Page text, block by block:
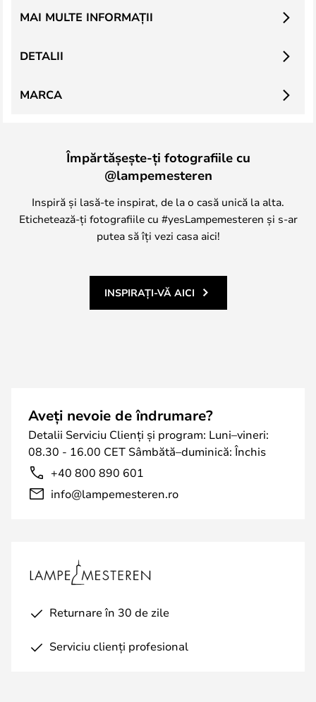
DETALII
MAI MULTE INFORMAȚII
MARCA
Împărtășește-ți fotografiile cu
@lampemesteren
Inspiră și lasă-te inspirat, de la o casă unică la alta.
Etichetează-ți fotografiile cu #yesLampemesteren și s-ar
putea să îți vezi casa aici!
INSPIRAȚI-VĂ AICI
Aveți nevoie de îndrumare?
Detalii Serviciu Clienți și program: Luni–vineri:
08.30 - 16.00 CET Sâmbătă–duminică: Închis
+40 800 890 601
info@lampemesteren.ro
Returnare în 30 de zile
Serviciu clienți profesional